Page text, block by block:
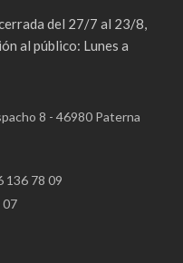
del 27/7 al 23/8,
al público: Lunes a
8 - 46980 Paterna
136 78 09
07